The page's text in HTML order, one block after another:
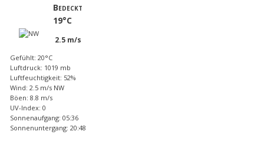
Bedeckt
19°C
2.5 m/s
Gefühlt: 20°C
Luftdruck: 1019 mb
Luftfeuchtigkeit: 52%
Wind: 2.5 m/s NW
Böen: 8.8 m/s
UV-Index: 0
Sonnenaufgang: 05:36
Sonnenuntergang: 20:48